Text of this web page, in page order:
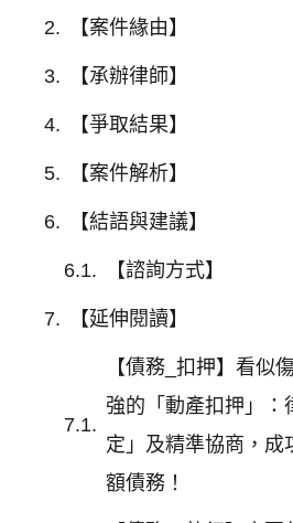
【案件緣由】
【承辦律師】
【爭取結果】
【案件解析】
【結語與建議】
【諮詢方式】
【延伸閱讀】
【債務_扣押】看似
強的「動產扣押」：
定」及精準協商，成
額債務！